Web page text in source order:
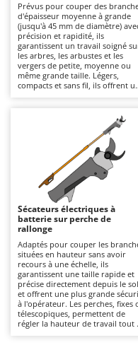
Atomiseurs
Atomiseurs pour
Autolaveuses
Autres produits
Bancs de scie
Barbecues
Bennes pour
Brosses pour sols
Brouettes à moteur
Broyeurs à axe
Broyeurs de
Butteurs pour
C
Chargeurs de
Alpina
Ama
Ambrogio Robot
Annovi Reverberi
ANTHBOT
Argo
Ariete
Artus
Attila
Ausonia
Awelco
B
Baesso
Prévus pour couper des
d'épaisseur moyenne à grande
(jusqu'à 45 mm de diamètre)
précision et rapidité, ils
garantissent un travail soigné
les arbres, les arbustes et les
vergers de petite, moyenne ou
même grande taille. Légers,
compacts et sans fil, ils offrent
privilégient la commodité
d'utilisation à l'autonomie. En
remplaçant les batteries
déchargées par d'autres déjà
chargées, vous pouvez prolonger
leur autonomie. Après utilisation,
il est recommandé de recharger la
batterie, en veillant également à
maintenir sa charge pendant les
périodes d'inactivité, de nettoyer
soigneusement les lames, de les
affûter et de les lubrifier pour
maintenir leur efficacité.
Sécateurs électriques à
batterie sur perche de
rallonge
Adaptés pour couper les
situées en hauteur sans avoir
recours à une échelle, ils
garantissent une taille rapide et
précise directement depuis le sol
et offrent une plus grande
à l'opérateur. Les perches, fixes
télescopiques, permettent de
régler la hauteur de travail tout